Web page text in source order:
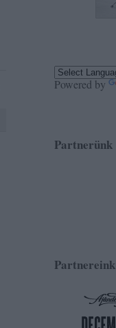
Powered by
Partnerünk
Partnereink